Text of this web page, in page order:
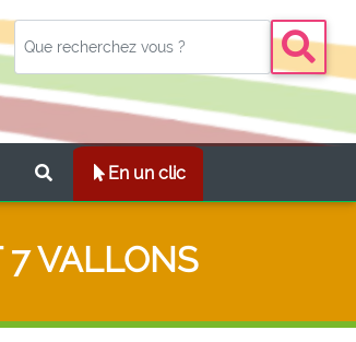
En un clic
7 VALLONS